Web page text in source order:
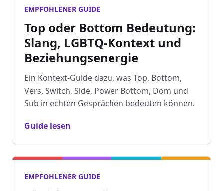
EMPFOHLENER GUIDE
Top oder Bottom Bedeutung:
Slang, LGBTQ-Kontext und
Beziehungsenergie
Ein Kontext-Guide dazu, was Top, Bottom,
Vers, Switch, Side, Power Bottom, Dom und
Sub in echten Gesprächen bedeuten können.
Guide lesen
EMPFOHLENER GUIDE